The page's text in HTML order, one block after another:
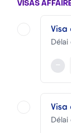
VISAS
Visa
Délai
-
Visa
Délai